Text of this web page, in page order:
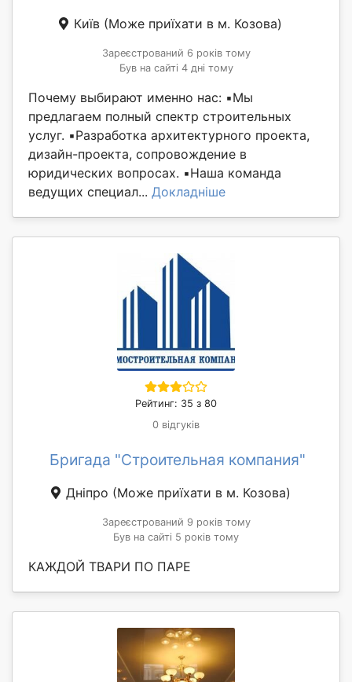
Київ (Може приїхати в м. Козова)
Зареєстрований 6 років тому
Був на сайті 4 дні тому
Почему выбирают именно нас: ▪️Мы
предлагаем полный спектр строительных
услуг. ▪️Разработка архитектурного проекта,
дизайн-проекта, сопровождение в
юридических вопросах. ▪️Наша команда
ведущих специал... Докладніше
Рейтинг: 35 з 80
0 відгуків
Бригада "Строительная компания"
Дніпро (Може приїхати в м. Козова)
Зареєстрований 9 років тому
Був на сайті 5 років тому
КАЖДОЙ ТВАРИ ПО ПАРЕ